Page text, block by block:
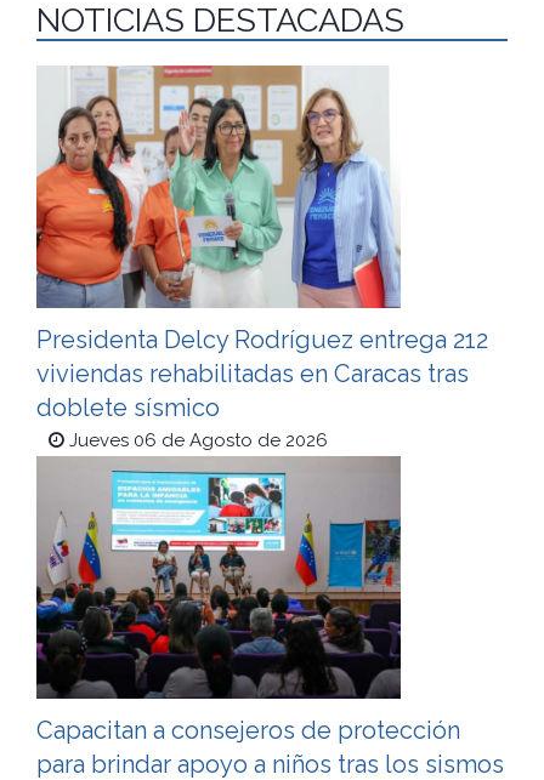
NOTICIAS DESTACADAS
Presidenta Delcy Rodríguez entrega 212
viviendas rehabilitadas en Caracas tras
doblete sísmico
Jueves 06 de Agosto de 2026
Capacitan a consejeros de protección
para brindar apoyo a niños tras los sismos